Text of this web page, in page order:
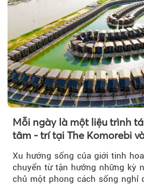
Mỗi ngày là một liệu trình
tâm - trí tại The Komorebi
Xu hướng sống của giới tinh
chuyển từ tận hưởng những kỳ
chủ một phong cách sống nghỉ